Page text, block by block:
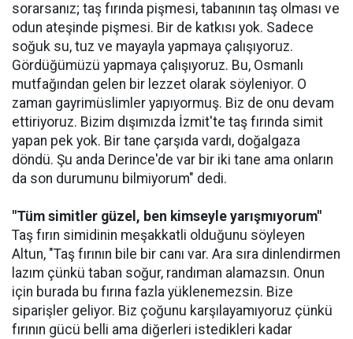
sorarsanız; taş fırında pişmesi, tabanının taş olması ve
odun ateşinde pişmesi. Bir de katkısı yok. Sadece
soğuk su, tuz ve mayayla yapmaya çalışıyoruz.
Gördüğümüzü yapmaya çalışıyoruz. Bu, Osmanlı
mutfağından gelen bir lezzet olarak söyleniyor. O
zaman gayrimüslimler yapıyormuş. Biz de onu devam
ettiriyoruz. Bizim dışımızda İzmit'te taş fırında simit
yapan pek yok. Bir tane çarşıda vardı, doğalgaza
döndü. Şu anda Derince'de var bir iki tane ama onların
da son durumunu bilmiyorum" dedi.
"Tüm simitler güzel, ben kimseyle yarışmıyorum"
Taş fırın simidinin meşakkatli olduğunu söyleyen
Altun, "Taş fırının bile bir canı var. Ara sıra dinlendirmen
lazım çünkü taban soğur, randıman alamazsın. Onun
için burada bu fırına fazla yüklenemezsin. Bize
siparişler geliyor. Biz çoğunu karşılayamıyoruz çünkü
fırının gücü belli ama diğerleri istedikleri kadar